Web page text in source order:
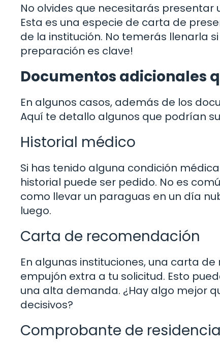
No olvides que necesitarás
Esta es una especie de carta de
de la institución. No temerás llenarla
preparación es clave!
Documentos adicionales
En algunos casos, además de los
Aquí te detallo algunos que podrían
Historial médico
Si has tenido alguna condición
historial puede ser pedido. No es
como llevar un paraguas en un día
luego.
Carta de recomendación
En algunas instituciones, una carta
empujón extra a tu solicitud. Esto
una alta demanda. ¿Hay algo mejor
decisivos?
Comprobante de residencia